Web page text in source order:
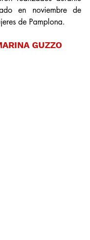
en noviembre de
de Pamplona.
GUZZO